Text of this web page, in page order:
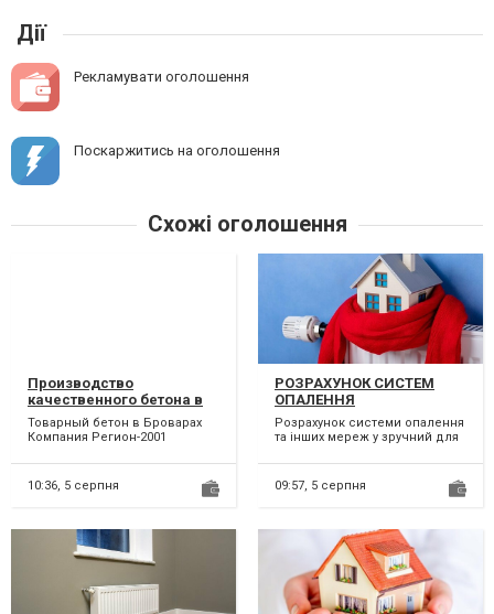
Дії
Рекламувати оголошення
Поскаржитись на оголошення
Схожі оголошення
Производство
качественного бетона в
Броварах
Товарный бетон в Броварах
Компания Регион-2001
высококачественный бетон
различных клас...
10:36, 5 серпня
РОЗРАХУНОК СИСТЕМ
ОПАЛЕННЯ
Розрахунок системи опалення
та інших мереж у зручний для
опалення Монтаж га...
09:57, 5 серпня